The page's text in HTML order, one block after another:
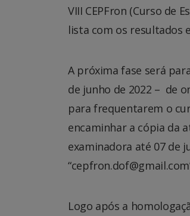
VIII CEPFron (Curso de
lista com os resultados
A próxima fase será
de junho de 2022 – de
para frequentarem o
encaminhar a cópia da
examinadora até 07 de
Logo após a